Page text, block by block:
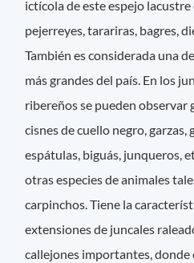
ictícola de este espejo
pejerreyes, tarariras, bagres,
También es considerada una
más grandes del país. En los
ribereños se pueden observar
cisnes de cuello negro, garzas,
espátulas, biguás, junqueros,
otras especies de animales
carpinchos. Tiene la
extensiones de juncales
callejones importantes,